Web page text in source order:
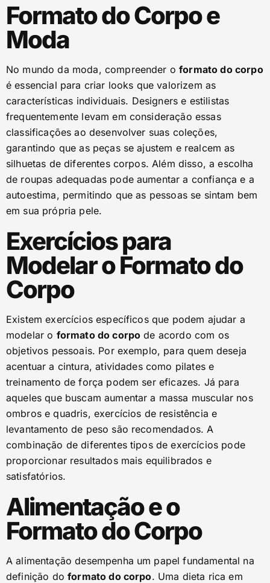
Formato do Corpo e
Moda
No mundo da moda, compreender oformato do corpo
é essencial para criar looks que valorizem as
características individuais. Designers e estilistas
frequentemente levam em consideração essas
classificações ao desenvolver suas coleções,
garantindo que as peças se ajustem e realcem as
silhuetas de diferentes corpos. Além disso, a escolha
de roupas adequadas pode aumentar a confiança e a
autoestima, permitindo que as pessoas se sintam bem
em sua própria pele.
Exercícios para
Modelar o Formato do
Corpo
Existem exercícios específicos que podem ajudar a
modelar o formato do corpo de acordo com os
objetivos pessoais. Por exemplo, para quem deseja
acentuar a cintura, atividades como pilates e
treinamento de força podem ser eficazes. Já para
aqueles que buscam aumentar a massa muscular nos
ombros e quadris, exercícios de resistência e
levantamento de peso são recomendados. A
combinação de diferentes tipos de exercícios pode
proporcionar resultados mais equilibrados e
satisfatórios.
Alimentação e o
Formato do Corpo
A alimentação desempenha um papel fundamental na
definição doformato do corpo. Uma dieta rica em